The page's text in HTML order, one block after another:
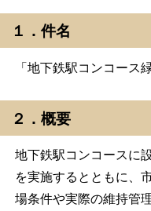
１．件名
「地下鉄駅コンコース
２．概要
地下鉄駅コンコースに
を実施するとともに、
場条件や実際の維持管